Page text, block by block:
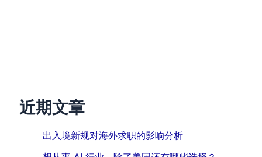
近期文章
出入境新规对海外求职的影响分析